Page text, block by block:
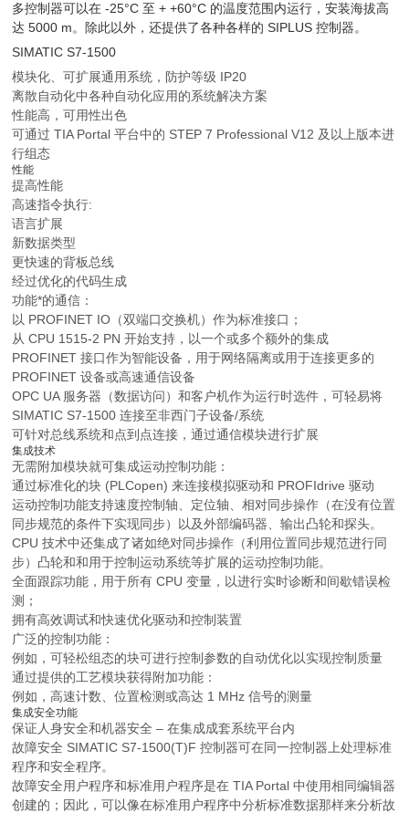
多控制器可以在 -25°C 至 + +60°C 的温度范围内运行，安装海拔高
达 5000 m。除此以外，还提供了各种各样的 SIPLUS 控制器。
SIMATIC S7-1500
模块化、可扩展通用系统，防护等级 IP20
离散自动化中各种自动化应用的系统解决方案
性能高，可用性出色
可通过 TIA Portal 平台中的 STEP 7 Professional V12 及以上版本进
行组态
性能
提高性能
高速指令执行:
语言扩展
新数据类型
更快速的背板总线
经过优化的代码生成
功能*的通信：
以 PROFINET IO（双端口交换机）作为标准接口；
从 CPU 1515-2 PN 开始支持，以一个或多个额外的集成
PROFINET 接口作为智能设备，用于网络隔离或用于连接更多的
PROFINET 设备或高速通信设备
OPC UA 服务器（数据访问）和客户机作为运行时选件，可轻易将
SIMATIC S7-1500 连接至非西门子设备/系统
可针对总线系统和点到点连接，通过通信模块进行扩展
集成技术
无需附加模块就可集成运动控制功能：
通过标准化的块 (PLCopen) 来连接模拟驱动和 PROFIdrive 驱动
运动控制功能支持速度控制轴、定位轴、相对同步操作（在没有位置
同步规范的条件下实现同步）以及外部编码器、输出凸轮和探头。
CPU 技术中还集成了诸如绝对同步操作（利用位置同步规范进行同
步）凸轮和和用于控制运动系统等扩展的运动控制功能。
全面跟踪功能，用于所有 CPU 变量，以进行实时诊断和间歇错误检
测；
拥有高效调试和快速优化驱动和控制装置
广泛的控制功能：
例如，可轻松组态的块可进行控制参数的自动优化以实现控制质量
通过提供的工艺模块获得附加功能：
例如，高速计数、位置检测或高达 1 MHz 信号的测量
集成安全功能
保证人身安全和机器安全 – 在集成成套系统平台内
故障安全 SIMATIC S7-1500(T)F 控制器可在同一控制器上处理标准
程序和安全程序。
故障安全用户程序和标准用户程序是在 TIA Portal 中使用相同编辑器
创建的；因此，可以像在标准用户程序中分析标准数据那样来分析故